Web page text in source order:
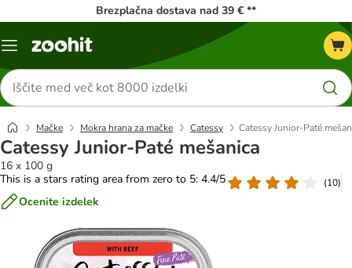
Brezplačna dostava nad 39 € **
Meni
Iskanje
izdelkov
Mačke Mokra hrana za mačke Catessy Catessy Junior-Paté
Catessy Junior-Paté mešanica
16 x 100 g
This is a stars rating area from zero to 5: 4.4/5
(10)
Ocenite izdelek